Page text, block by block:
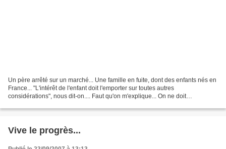
Un père arrêté sur un marché... Une famille en fuite, dont des enfants nés en
France... "L'intérêt de l'enfant doit l'emporter sur toutes autres
considérations", nous dit-on.... Faut qu'on m'explique... On ne doit
Vive le progrès...